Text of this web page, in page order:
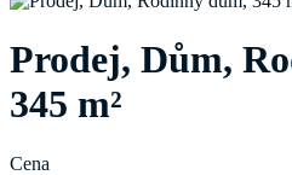
Prodej, Dům,
345 m²
Cena